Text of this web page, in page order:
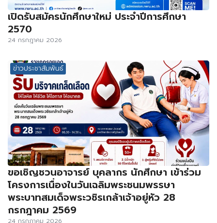
เปิดรับสมัครนักศึกษาใหม่ ประจำปีการศึกษา
2570
24 กรกฎาคม 2026
ข่าวประชาสัมพันธ์
ขอเชิญชวนอาจารย์ บุคลากร นักศึกษา เข้าร่วม
โครงการเนื่องในวันเฉลิมพระชนมพรรษา
พระบาทสมเด็จพระวชิรเกล้าเจ้าอยู่หัว 28
กรกฎาคม 2569
24 กรกฎาคม 2026